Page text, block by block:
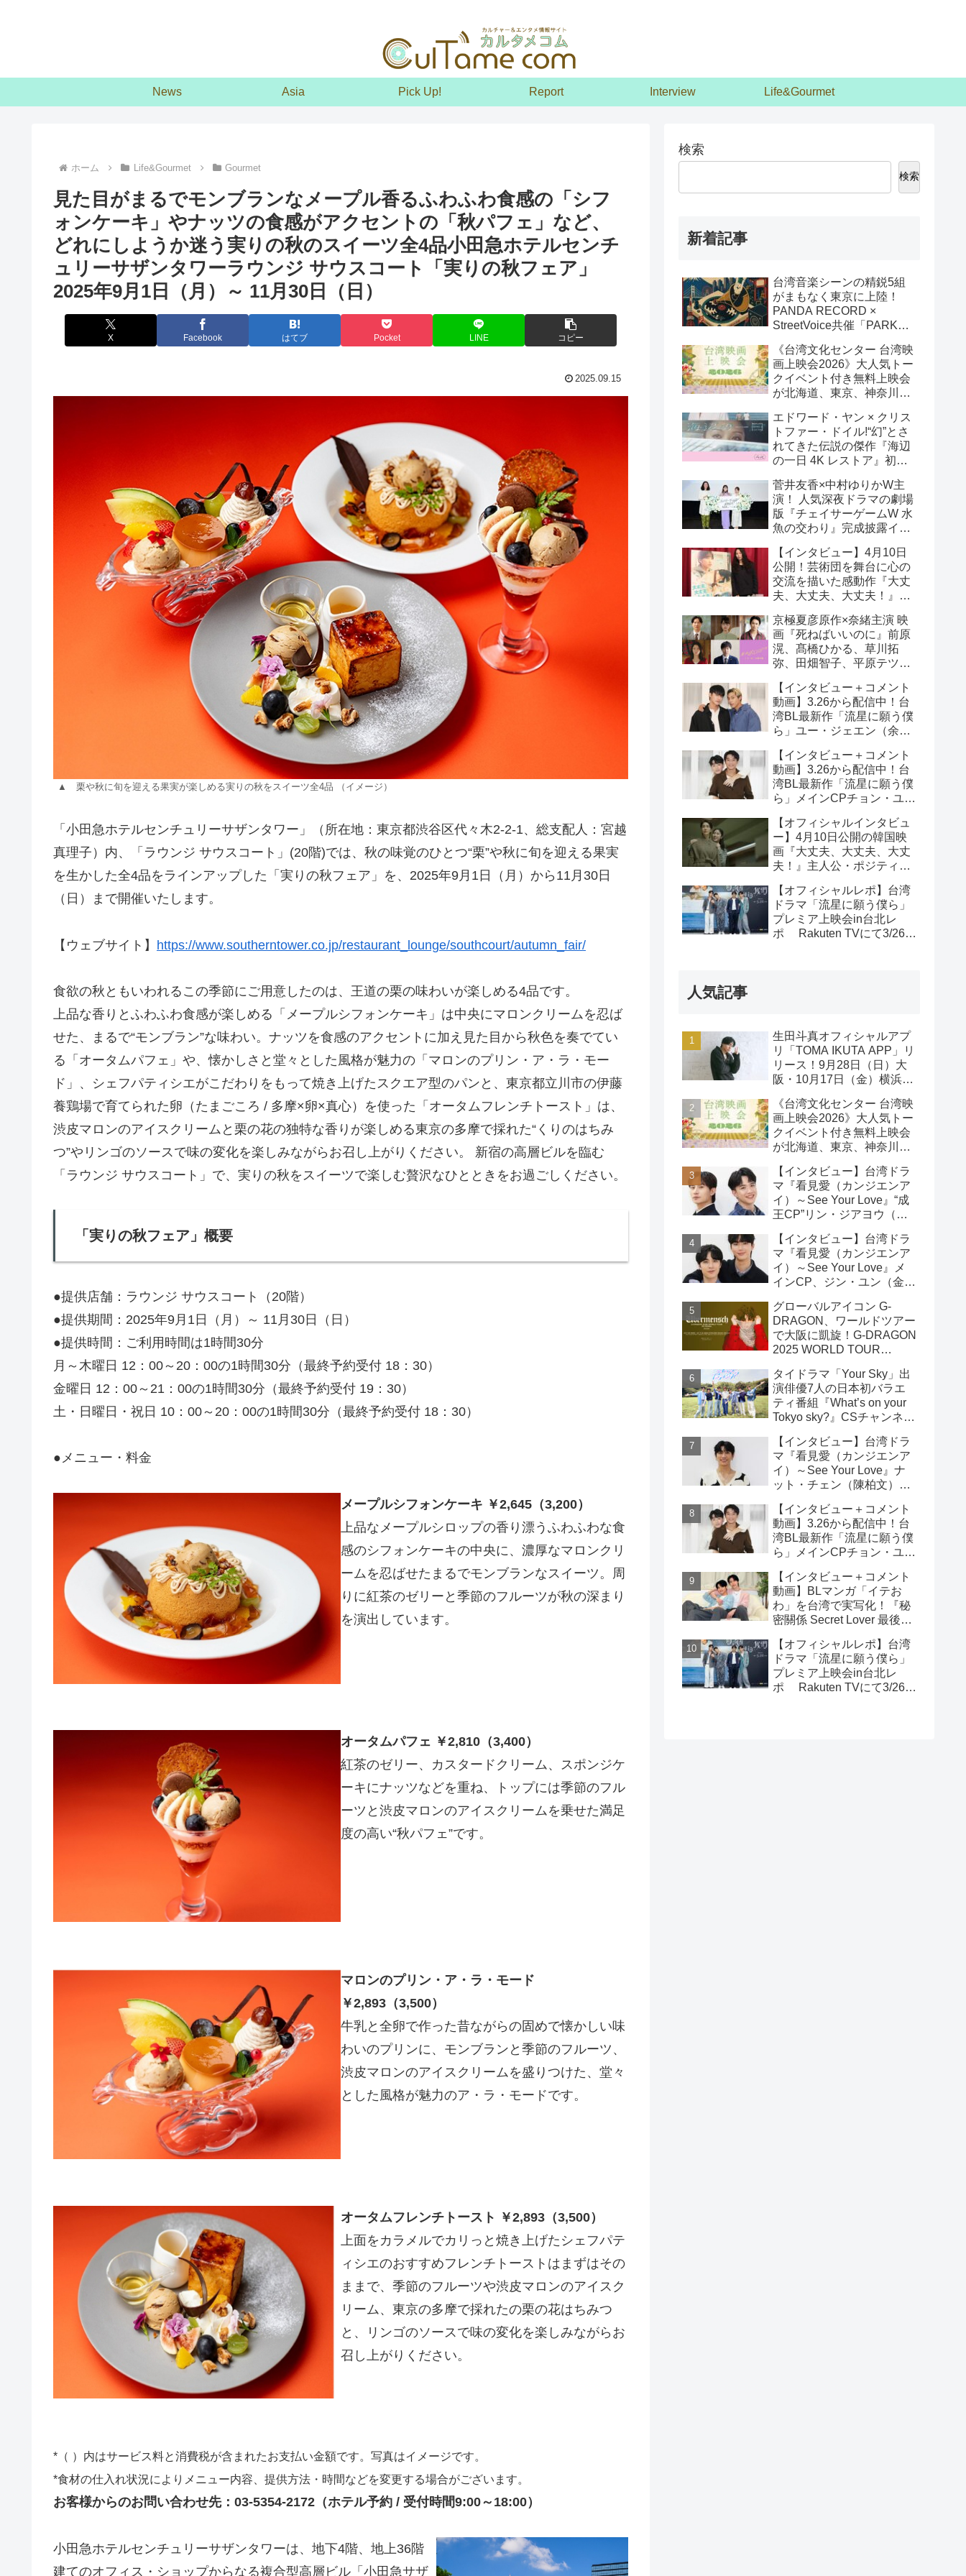
News Asia Pick Up! Report Interview Life&Gourmet
ホーム Life&Gourmet Gourmet
見た目がまるでモンブランなメープル香るふわふわ食感の「シフ
ォンケーキ」やナッツの食感がアクセントの「秋パフェ」など、
どれにしようか迷う実りの秋のスイーツ全4品小田急ホテルセンチ
ュリーサザンタワーラウンジ サウスコート「実りの秋フェア」
2025年9月1日（月）～ 11月30日（日）
X Facebook はてブ Pocket LINE コピー
2025.09.15
▲ 栗や秋に旬を迎える果実が楽しめる実りの秋をスイーツ全4品 （イメージ）
「小田急ホテルセンチュリーサザンタワー」（所在地：東京都渋谷区代々木2-2-1、総支配人：宮越
真理子）内、「ラウンジ サウスコート」(20階)では、秋の味覚のひとつ“栗”や秋に旬を迎える果実
を生かした全4品をラインアップした「実りの秋フェア」を、2025年9月1日（月）から11月30日
（日）まで開催いたします。
【ウェブサイト】 https://www.southerntower.co.jp/restaurant_lounge/southcourt/autumn_fair/
食欲の秋ともいわれるこの季節にご用意したのは、王道の栗の味わいが楽しめる4品です。
上品な香りとふわふわ食感が楽しめる「メープルシフォンケーキ」は中央にマロンクリームを忍ば
せた、まるで“モンブラン”な味わい。ナッツを食感のアクセントに加え見た目から秋色を奏でてい
る「オータムパフェ」や、懐かしさと堂々とした風格が魅力の「マロンのプリン・ア・ラ・モー
ド」、シェフパティシエがこだわりをもって焼き上げたスクエア型のパンと、東京都立川市の伊藤
養鶏場で育てられた卵（たまごころ / 多摩×卵×真心）を使った「オータムフレンチトースト」は、
渋皮マロンのアイスクリームと栗の花の独特な香りが楽しめる東京の多摩で採れた“くりのはちみ
つ”やリンゴのソースで味の変化を楽しみながらお召し上がりください。 新宿の高層ビルを臨む
「ラウンジ サウスコート」で、実りの秋をスイーツで楽しむ贅沢なひとときをお過ごしください。
「実りの秋フェア」概要
●提供店舗：ラウンジ サウスコート（20階）
●提供期間：2025年9月1日（月）～ 11月30日（日）
●提供時間：ご利用時間は1時間30分
月～木曜日 12：00～20：00の1時間30分（最終予約受付 18：30）
金曜日 12：00～21：00の1時間30分（最終予約受付 19：30）
土・日曜日・祝日 10：00～20：00の1時間30分（最終予約受付 18：30）
●メニュー・料金
メープルシフォンケーキ ￥2,645（3,200）
上品なメープルシロップの香り漂うふわふわな食
感のシフォンケーキの中央に、濃厚なマロンクリ
ームを忍ばせたまるでモンブランなスイーツ。周
りに紅茶のゼリーと季節のフルーツが秋の深まり
を演出しています。
オータムパフェ ￥2,810（3,400）
紅茶のゼリー、カスタードクリーム、スポンジケ
ーキにナッツなどを重ね、トップには季節のフル
ーツと渋皮マロンのアイスクリームを乗せた満足
度の高い“秋パフェ”です。
マロンのプリン・ア・ラ・モード
￥2,893（3,500）
牛乳と全卵で作った昔ながらの固めで懐かしい味
わいのプリンに、モンブランと季節のフルーツ、
渋皮マロンのアイスクリームを盛りつけた、堂々
とした風格が魅力のア・ラ・モードです。
オータムフレンチトースト ￥2,893（3,500）
上面をカラメルでカリっと焼き上げたシェフパテ
ィシエのおすすめフレンチトーストはまずはその
ままで、季節のフルーツや渋皮マロンのアイスク
リーム、東京の多摩で採れたの栗の花はちみつ
と、リンゴのソースで味の変化を楽しみながらお
召し上がりください。
*（ ）内はサービス料と消費税が含まれたお支払い金額です。写真はイメージです。
*食材の仕入れ状況によりメニュー内容、提供方法・時間などを変更する場合がございます。
お客様からのお問い合わせ先：03-5354-2172（ホテル予約 / 受付時間9:00～18:00）
小田急ホテルセンチュリーサザンタワーは、地下4階、地上36階
建てのオフィス・ショップからなる複合型高層ビル「小田急サザ
検索
検索
新着記事
台湾音楽シーンの精鋭5組
がまもなく東京に上陸！
PANDA RECORD ×
StreetVoice共催「PARK
好評発売中！
《台湾文化センター 台湾映
画上映会2026》大人気トー
クイベント付き無料上映会
が北海道、東京、神奈川、
決定!
エドワード・ヤン × クリス
トファー・ドイル!“幻”とさ
れてきた伝説の傑作『海辺
の一日 4K レストア』初の
『恐怖分子 デジタルリマス
ター』上映も!
菅井友香×中村ゆりかW主
演！ 人気深夜ドラマの劇場
版『チェイサーゲームW 水
魚の交わり』完成披露イベ
恋愛相談トーク開催！
【インタビュー】4月10日
公開！芸術団を舞台に心の
交流を描いた感動作『大丈
夫、大丈夫、大丈夫！』キ
ー
京極夏彦原作×奈緒主演 映
画『死ねばいいのに』前原
滉、髙橋ひかる、草川拓
弥、田畑智子、平原テツら
【インタビュー＋コメント
動画】3.26から配信中！台
湾BL最新作「流星に願う僕
ら」ユー・ジェエン（余杰
うた）インタビュー！サイ
ン入りチェキ読プレも
【インタビュー＋コメント
動画】3.26から配信中！台
湾BL最新作「流星に願う僕
ら」メインCPチョン・ユエ
ー・モンシュエン（初孟
軒） インタビュー！サイン
入りチェキ読プレも
【オフィシャルインタビュ
ー】4月10日公開の韓国映
画『大丈夫、大丈夫、大丈
夫！』主人公・ポジティブ
映画の見どころを紹介！
【オフィシャルレポ】台湾
ドラマ「流星に願う僕ら」
プレミア上映会in台北レ
ポ Rakuten TVにて3/26～
人気記事
生田斗真オフィシャルアプ
リ「TOMA IKUTA APP」リ
リース！9月28日（日）大
阪・10月17日（金）横浜に
ング開催！
《台湾文化センター 台湾映
画上映会2026》大人気トー
クイベント付き無料上映会
が北海道、東京、神奈川、
決定!
【インタビュー】台湾ドラ
マ『看見愛（カンジエンア
イ）～See Your Love』“成
王CP”リン・ジアヨウ（林
（林詠傑）インタビュー
【インタビュー】台湾ドラ
マ『看見愛（カンジエンア
イ）～See Your Love』メ
インCP、ジン・ユン（金
宇）インタビュー
グローバルアイコン G-
DRAGON、ワールドツアー
で大阪に凱旋！G-DRAGON
2025 WORLD TOUR
ENCORE 9月23日(火・
祝)18:00よりファンクラブ
先行受付開始！！
タイドラマ「Your Sky」出
演俳優7人の日本初バラエ
ティ番組『What’s on your
Tokyo sky?』CSチャンネ
日（日）19時30分 独占放
送！！
【インタビュー】台湾ドラ
マ『看見愛（カンジエンア
イ）～See Your Love』ナ
ット・チェン（陳柏文）イ
【インタビュー＋コメント
動画】3.26から配信中！台
湾BL最新作「流星に願う僕
ら」メインCPチョン・ユエ
ー・モンシュエン（初孟
軒） インタビュー！サイン
入りチェキ読プレも
【インタビュー＋コメント
動画】BLマンガ「イテお
わ」を台湾で実写化！『秘
密關係 Secret Lover 最後の
豪）＆Chance（成晞）イン
タビュー 12月26日(金)よ
りシネマート新宿ほか全国
公開！
【オフィシャルレポ】台湾
ドラマ「流星に願う僕ら」
プレミア上映会in台北レ
ポ Rakuten TVにて3/26～